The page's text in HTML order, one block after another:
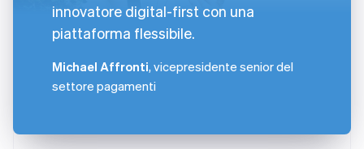
innovatore digital-first con una
piattaforma flessibile.
Michael Affronti, vicepresidente senior del
settore pagamenti